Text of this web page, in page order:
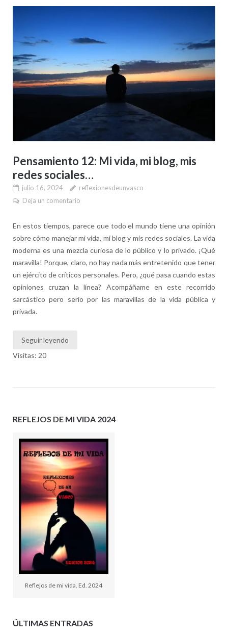
Pensamiento 12: Mi vida, mi blog, mis
redes sociales…
julio 16, 2024
reflexionesdeunvasco
Deja un comentario
En estos tiempos, parece que todo el mundo tiene una opinión
sobre cómo manejar mi vida, mi blog y mis redes sociales. La vida
moderna es una mezcla curiosa de lo público y lo privado. ¡Qué
maravilla! Porque, claro, no hay nada más entretenido que tener
un ejército de críticos personales. Pero, ¿qué pasa cuando estas
opiniones cruzan la línea? Acompáñame en este recorrido
sarcástico pero serio por las maravillas de la vida pública y
privada.
Seguir leyendo
Visitas: 20
REFLEJOS DE MI VIDA 2024
Reflejos de mi vida. Ed. 2024
ÚLTIMAS ENTRADAS